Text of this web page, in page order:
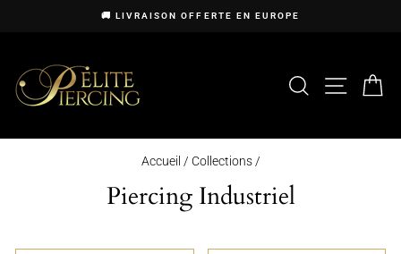
🚚 LIVRAISON OFFERTE EN EUROPE
Accueil / Collections /
Piercing Industriel